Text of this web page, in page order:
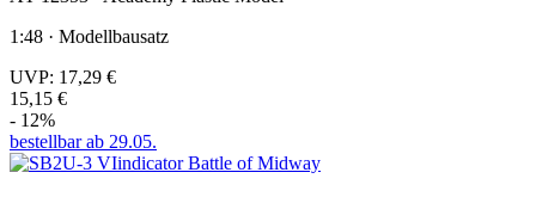
1:48 · Modellbausatz
UVP: 17,29 €
15,15 €
- 12%
bestellbar ab 29.05.